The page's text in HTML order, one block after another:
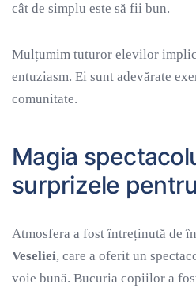
cât de simplu este să fii bun.
Mulțumim tuturor elevilor
entuziasm. Ei sunt adevărate
comunitate.
Magia
surprizele
Atmosfera a fost întreținută de
Veseliei, care a oferit un
voie bună. Bucuria copiilor a